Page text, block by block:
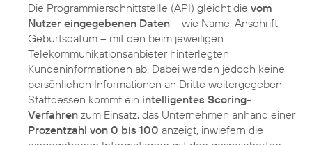
Die Programmierschnittstelle (API) gleicht die vom
Nutzer eingegebenen Daten – wie Name, Anschrift,
Geburtsdatum – mit den beim jeweiligen
Telekommunikationsanbieter hinterlegten
Kundeninformationen ab. Dabei werden jedoch keine
persönlichen Informationen an Dritte weitergegeben.
Stattdessen kommt ein intelligentes Scoring-
Verfahren zum Einsatz, das Unternehmen anhand einer
Prozentzahl von 0 bis 100 anzeigt, inwiefern die